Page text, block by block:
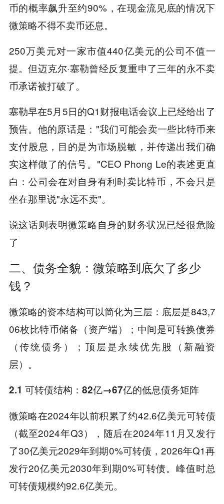
币的概率飙升至约90%，在现金流见底的情况下
微策略不得不卖币还息。
250万美元对一家市值440亿美元的公司不值一
提。但迈克尔·塞勒曾经反复重申了三年的永不卖
币承诺被打破了。
塞勒早在5月5日的Q1财报电话会议上已经给出了
预告。他的原话是："我们可能会卖一些比特币来
支付股息，目的是为市场脱敏，并传递出我们确
实这样做了的信号。"CEO Phong Le的表述更直
白：公司会在对自身有利时卖比特币，不会只是
坐在那里说"永远不卖"。
说这话则表明微策略自身的财务状况已经很危险
了
二、债务全貌：微策略到底欠了多少
钱？
微策略的资本结构可以简化为三层：底层是843,7
06枚比特币储备（资产端）；中间是可转换债券
（传统债务）；顶层是永续优先股（新融资
层）。
2.1 可转债结构：82亿→67亿的低息债务矩阵
微策略在2024年以前积累了约42.6亿美元可转债
（截至2024年Q3），随后在2024年11月又发行
了30亿美元2029年到期0%可转债，2026年Q1再
发行20亿美元2030年到期0%可转债。峰值时总
可转债规模约92.6亿美元。